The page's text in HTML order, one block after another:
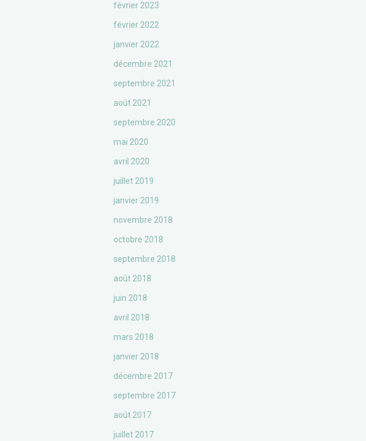
février 2023
février 2022
janvier 2022
décembre 2021
septembre 2021
août 2021
septembre 2020
mai 2020
avril 2020
juillet 2019
janvier 2019
novembre 2018
octobre 2018
septembre 2018
août 2018
juin 2018
avril 2018
mars 2018
janvier 2018
décembre 2017
septembre 2017
août 2017
juillet 2017